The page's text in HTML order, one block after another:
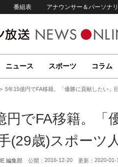
番組表 アナウンサー＆パーソナ
ニュース スポーツ コラム
5年15億円でFA移籍。「優勝に貢献したい」
円でFA移籍。「
(29歳)スポーツ
編集部 公開： 2016-12-20 更新： 2020-01-